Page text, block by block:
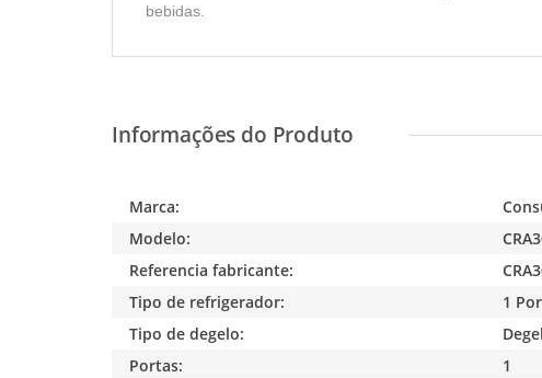
bebidas.
Marca:
Modelo:
Referencia fabricante:
Tipo de refrigerador:
1
Tipo de degelo:
Portas:
1